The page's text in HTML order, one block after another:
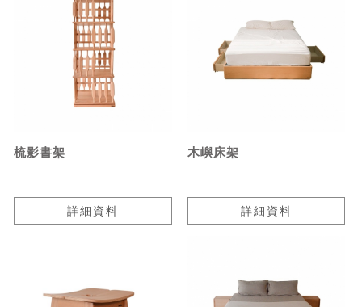
梳影書架
詳細資料
木嶼床架
詳細資料